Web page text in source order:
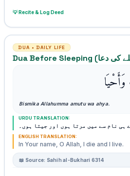
💡 Recite & Log Deed
DUA • DAILY LIFE
Bismika Allahumma amutu wa ahya.
URDU TRANSLATION:
ہی نام سے میں مرتا ہوں اور جیتا ہوں۔
ENGLISH TRANSLATION:
In Your name, O Allah, I die and I live.
📖 Source: Sahih al-Bukhari 6314